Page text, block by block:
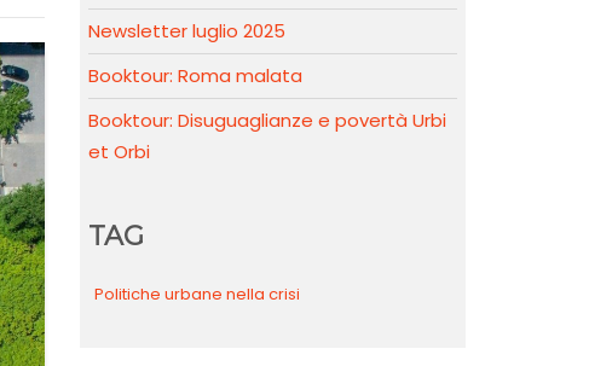
Newsletter luglio 2025
Booktour: Roma malata
Booktour: Disuguaglianze e povertà Urbi
et Orbi
TAG
Politiche urbane nella crisi